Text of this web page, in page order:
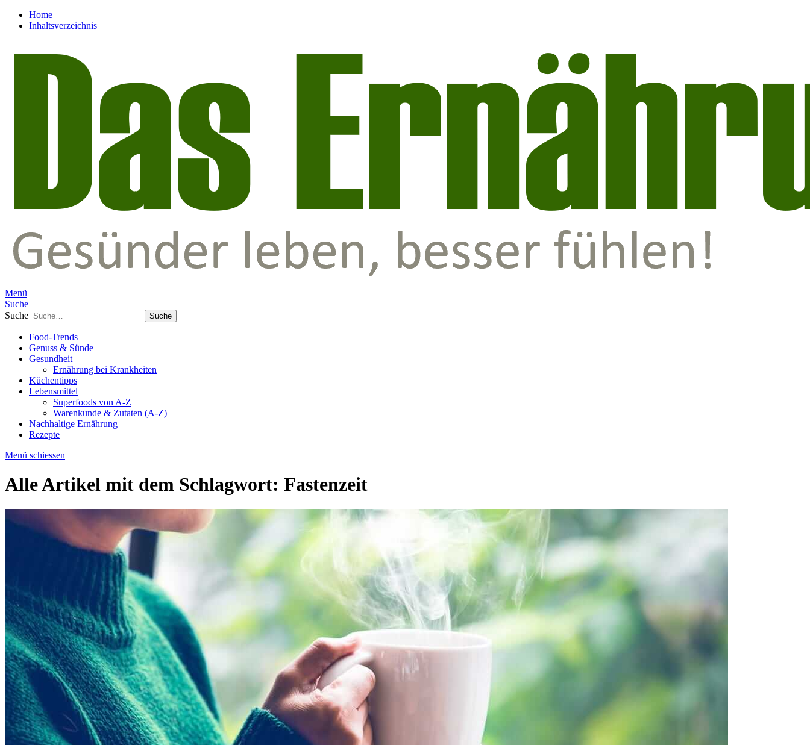
Home
Inhaltsverzeichnis
Menü
Suche
Suche
Food-Trends
Genuss & Sünde
Gesundheit
Ernährung bei Krankheiten
Küchentipps
Lebensmittel
Superfoods von A-Z
Warenkunde & Zutaten (A-Z)
Nachhaltige Ernährung
Rezepte
Menü schiessen
Alle Artikel mit dem Schlagwort: Fastenzeit